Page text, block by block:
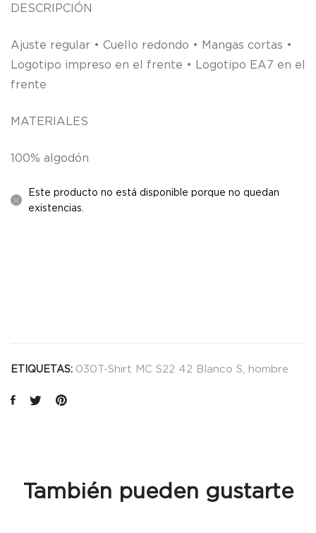
DESCRIPCIÓN
Ajuste regular • Cuello redondo • Mangas cortas •
Logotipo impreso en el frente • Logotipo EA7 en el
frente
MATERIALES
100% algodón
Este producto no está disponible porque no quedan
existencias.
ETIQUETAS: 030T-Shirt MC S22 42 Blanco S hombre
También pueden gustarte